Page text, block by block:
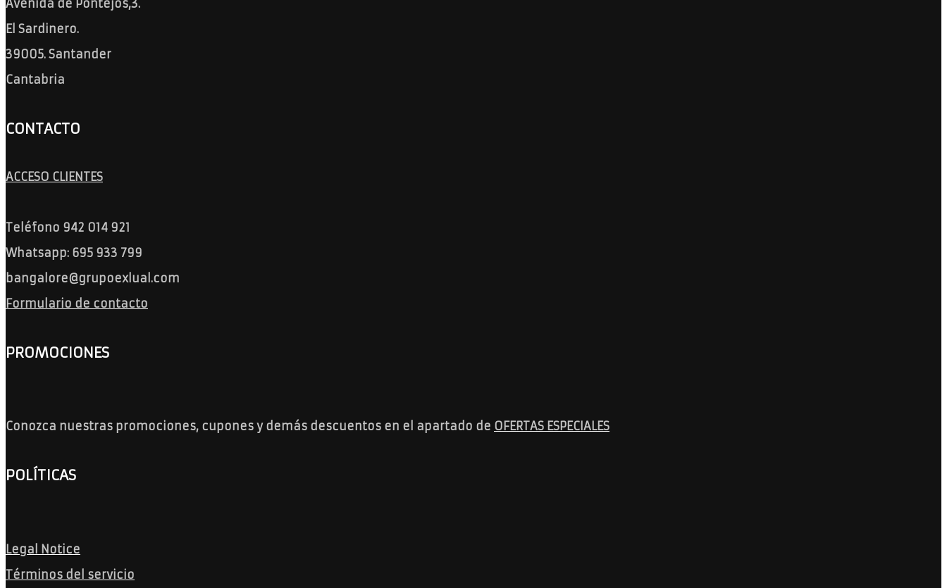
Avenida de Pontejos,3.
El Sardinero.
39005. Santander
Cantabria
CONTACTO
ACCESO CLIENTES
Teléfono 942 014 921
Whatsapp: 695 933 799
bangalore@grupoexlual.com
Formulario de contacto
PROMOCIONES
Conozca nuestras promociones, cupones y demás descuentos en el apartado de OFERTAS ESPECIALES
POLÍTICAS
Legal Notice
Términos del servicio